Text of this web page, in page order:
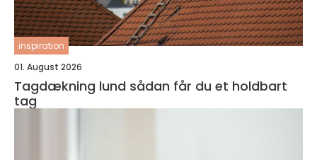
inspiration
01. August 2026
Tagdækning lund sådan får du et holdbart
tag